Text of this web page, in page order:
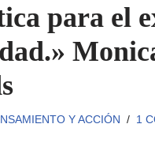
para el
Y ACCIÓN 1